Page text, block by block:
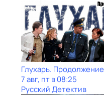
Глухарь. Продолжение
7 авг, пт в 08:25
Русский Детектив